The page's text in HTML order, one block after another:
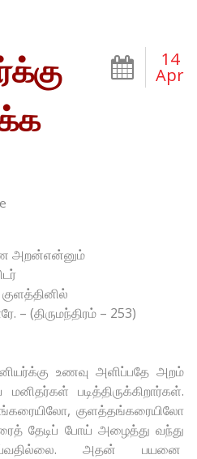
14
Apr
அறன்என்னும்
– (திருமந்திரம் – 253)
உணவு அளிப்பதே அறம்
படித்திருக்கிறார்கள்.
குளத்தங்கரையிலோ
தேடிப் போய் அழைத்து வந்து
அதன் பயனை